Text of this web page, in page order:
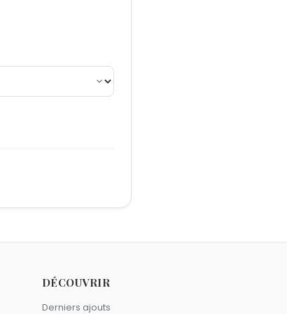
DÉCOUVRIR
Derniers ajouts